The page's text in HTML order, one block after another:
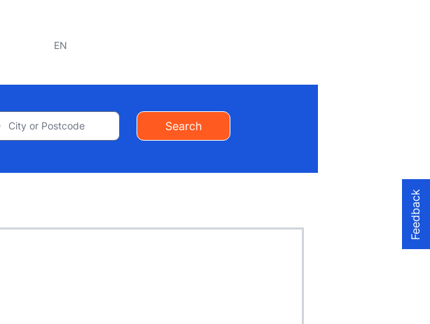
EN
Search
Feedback